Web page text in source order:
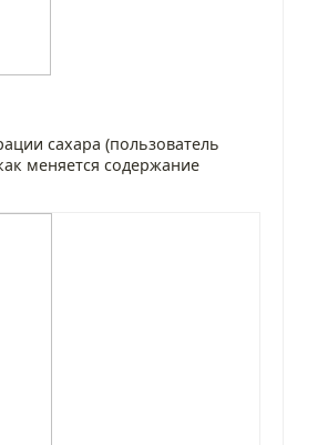
сахара (пользователь
меняется содержание